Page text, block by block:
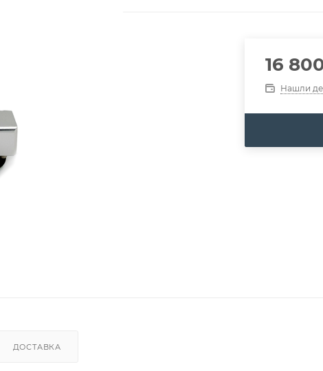
16
Нашли
ДОСТАВКА